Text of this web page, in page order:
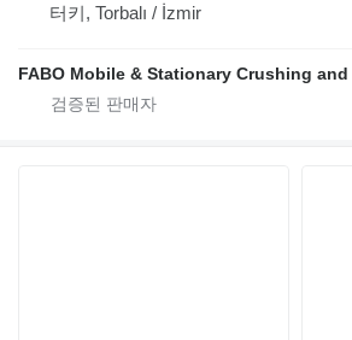
터키, Torbalı / İzmir